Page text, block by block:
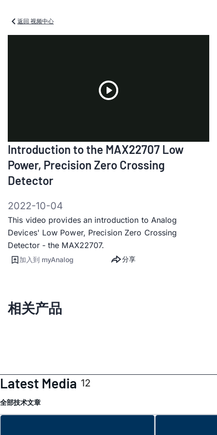
返回 视频中心
Video
Introduction to the MAX22707 Low
Power, Precision Zero Crossing
Detector
2022-10-04
This video provides an introduction to Analog
Devices' Low Power, Precision Zero Crossing
Detector - the MAX22707.
加入到 myAnalog 分享
相关产品
Latest Media 12
全部技术文章